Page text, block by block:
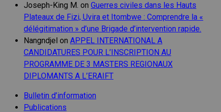
Joseph-King M. on Guerres civiles dans les Hauts
Plateaux de Fizi, Uvira et Itombwe : Comprendre la «
délégitimation » d’une Brigade d’intervention rapide.
Nangndjel on APPEL INTERNATIONAL A
CANDIDATURES POUR L’INSCRIPTION AU
PROGRAMME DE 3 MASTERS REGIONAUX
DIPLOMANTS A L’ERAIFT
Bulletin d’information
Publications